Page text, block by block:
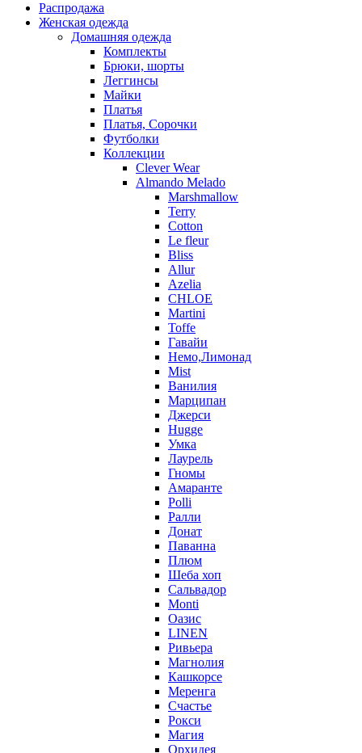
Распродажа
Женская одежда
Домашняя одежда
Комплекты
Брюки, шорты
Леггинсы
Майки
Платья
Платья, Сорочки
Футболки
Коллекции
Clever Wear
Almando Melado
Marshmallow
Terry
Cotton
Le fleur
Bliss
Allur
Azelia
CHLOE
Martini
Toffe
Гавайи
Немо,Лимонад
Mist
Ванилия
Марципан
Джерси
Hugge
Умка
Лаурель
Гномы
Амаранте
Polli
Ралли
Донат
Паванна
Плюм
Шеба хоп
Сальвадор
Monti
Оазис
LINEN
Ривьера
Магнолия
Кашкорсе
Меренга
Счастье
Рокси
Магия
Орхидея